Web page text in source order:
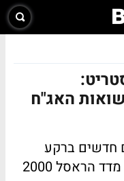
טיפס 1.2%, תשואות האג"ח
חדשים ברקע
לנאום טראמפ בנושא המיסים, מדד הראסל 2000